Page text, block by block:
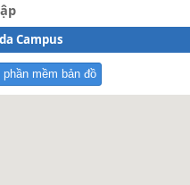
Campus
phần mềm bản đồ